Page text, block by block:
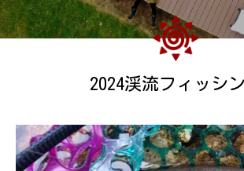
2024渓流フィッシ